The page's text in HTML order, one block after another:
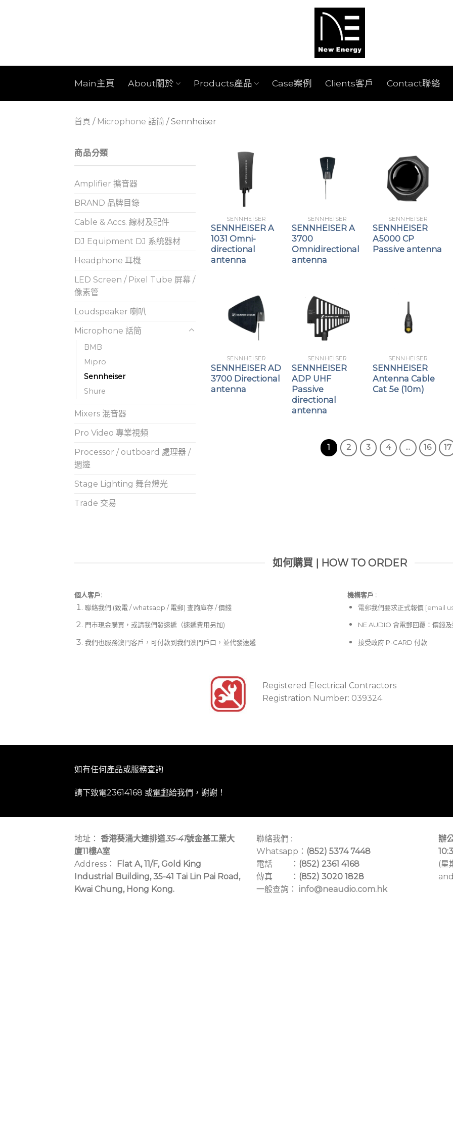
Main主頁 About關於 Products產品 Case案例 Clients客戶 Contact聯絡
首頁 / Microphone 話筒 /Sennheiser
商品分類
Amplifier 擴音器
BRAND 品牌目錄
Cable & Accs. 線材及配件
DJ Equipment DJ 系統器材
Headphone 耳機
LED Screen / Pixel Tube 屏幕 /
像素管
Loudspeaker 喇叭
Microphone 話筒
BMB
Mipro
Sennheiser
Shure
Mixers 混音器
Pro Video 專業視頻
Processor / outboard 處理器 /
週邊
Stage Lighting 舞台燈光
Trade 交易
SENNHEISER
SENNHEISER A
1031 Omni-
directional
antenna
SENNHEISER
SENNHEISER A
3700
Omnidirectional
antenna
SENNHEISER
SENNHEISER
A5000 CP
Passive antenna
SENNHEISER
SENNHEISER AD
3700 Directional
antenna
SENNHEISER
SENNHEISER
ADP UHF
Passive
directional
antenna
SENNHEISER
SENNHEISER
Antenna Cable
Cat 5e (10m)
1 2 3 4 ... 16 17
如何購買 | HOW TO ORDER
個人客戶:
聯絡我們 (致電 / whatsapp / 電郵) 查詢庫存 / 價錢
門市現金購買，或請我們發速遞（速遞費用另加)
我們也服務澳門客戶，可付款到我們澳門戶口，並代發速遞
機構客戶 :​
電郵我們要求正式報價 [email
NE AUDIO 會電郵回覆：價錢
接受政府 P-CARD 付款
Registered Electrical Contractors
Registration Number: 039324
如有任何產品或服務查詢
請下致電23614168 或電郵給我們，謝謝！
地址： 香港葵涌大連排道35-41號金基工業大
廈11樓A室
Address：
Flat A, 11/F, Gold King
Industrial Building, 35-41 Tai Lin Pai Road,
Kwai Chung, Hong Kong.
聯絡我們 :
Whatsapp： (852) 5374 7448
電話 ： (852) 2361 4168
傳真 ： (852) 3020 1828
一般查詢： info@neaudio.com.hk
辦
(星